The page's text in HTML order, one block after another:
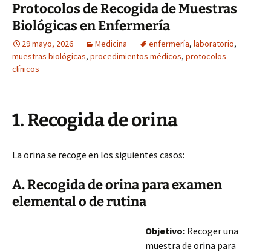
Protocolos de Recogida de Muestras
Biológicas en Enfermería
29 mayo, 2026 Medicina enfermería, laboratorio,
muestras biológicas, procedimientos médicos, protocolos
clínicos
1. Recogida de orina
La orina se recoge en los siguientes casos:
A. Recogida de orina para examen
elemental o de rutina
Objetivo: Recoger una
muestra de orina para